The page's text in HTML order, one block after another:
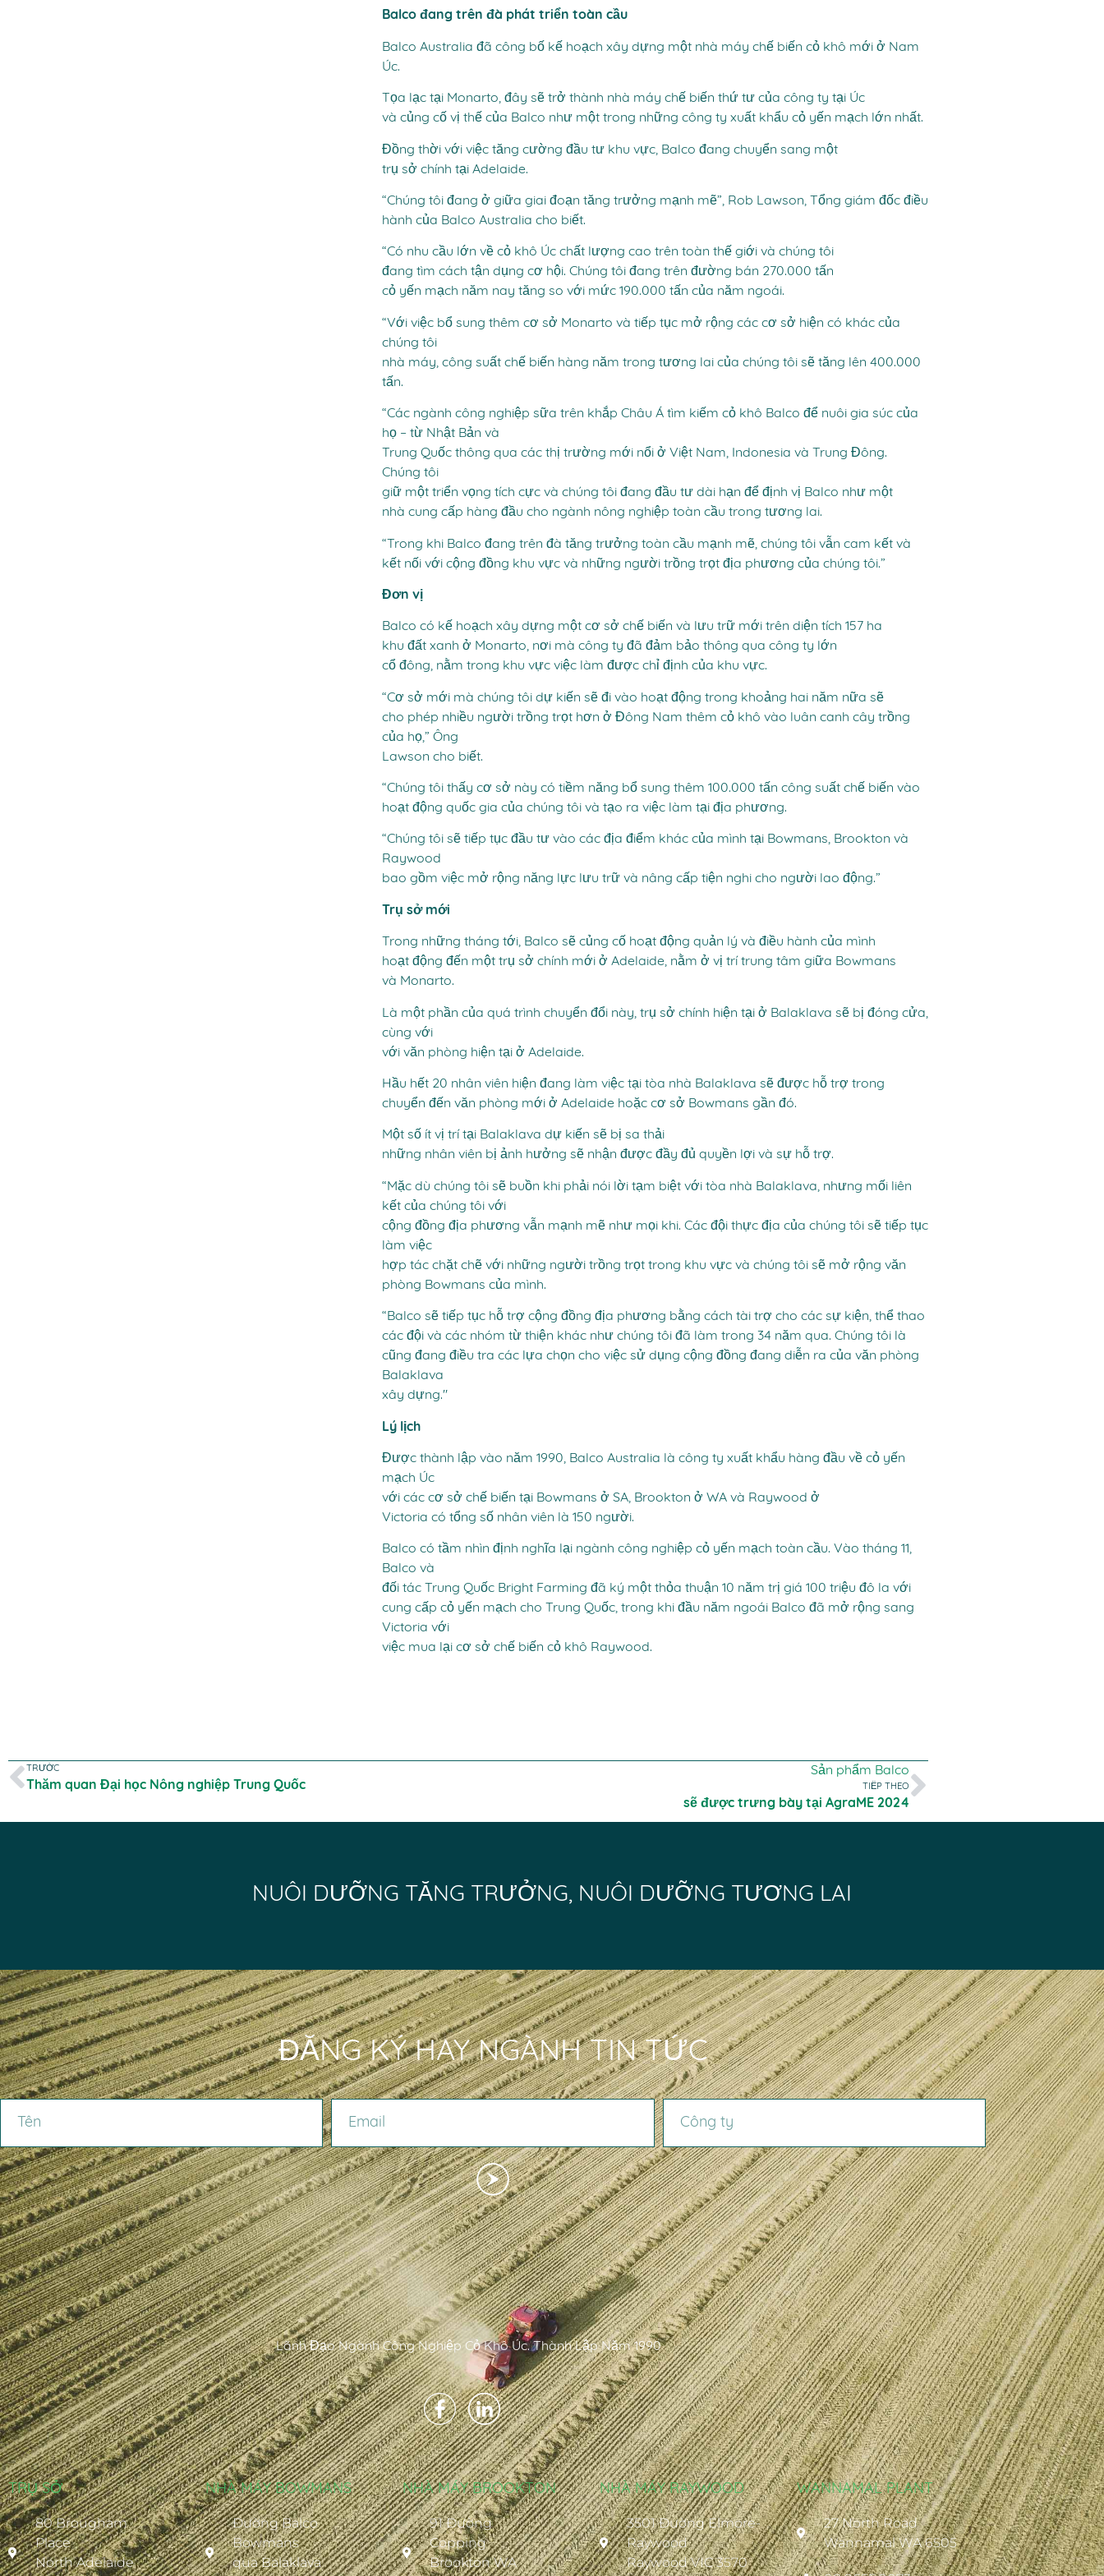
Balco đang trên đà phát triển toàn cầu
Balco Australia đã công bố kế hoạch xây dựng một nhà máy chế biến cỏ khô mới ở Nam
Úc.
Tọa lạc tại Monarto, đây sẽ trở thành nhà máy chế biến thứ tư của công ty tại Úc
và củng cố vị thế của Balco như một trong những công ty xuất khẩu cỏ yến mạch lớn nhất.
Đồng thời với việc tăng cường đầu tư khu vực, Balco đang chuyển sang một
trụ sở chính tại Adelaide.
“Chúng tôi đang ở giữa giai đoạn tăng trưởng mạnh mẽ”, Rob Lawson, Tổng giám đốc điều
hành của Balco Australia cho biết.
“Có nhu cầu lớn về cỏ khô Úc chất lượng cao trên toàn thế giới và chúng tôi
đang tìm cách tận dụng cơ hội. Chúng tôi đang trên đường bán 270.000 tấn
cỏ yến mạch năm nay tăng so với mức 190.000 tấn của năm ngoái.
“Với việc bổ sung thêm cơ sở Monarto và tiếp tục mở rộng các cơ sở hiện có khác của
chúng tôi
nhà máy, công suất chế biến hàng năm trong tương lai của chúng tôi sẽ tăng lên 400.000
tấn.
“Các ngành công nghiệp sữa trên khắp Châu Á tìm kiếm cỏ khô Balco để nuôi gia súc của
họ – từ Nhật Bản và
Trung Quốc thông qua các thị trường mới nổi ở Việt Nam, Indonesia và Trung Đông.
Chúng tôi
giữ một triển vọng tích cực và chúng tôi đang đầu tư dài hạn để định vị Balco như một
nhà cung cấp hàng đầu cho ngành nông nghiệp toàn cầu trong tương lai.
“Trong khi Balco đang trên đà tăng trưởng toàn cầu mạnh mẽ, chúng tôi vẫn cam kết và
kết nối với cộng đồng khu vực và những người trồng trọt địa phương của chúng tôi.”
Đơn vị
Balco có kế hoạch xây dựng một cơ sở chế biến và lưu trữ mới trên diện tích 157 ha
khu đất xanh ở Monarto, nơi mà công ty đã đảm bảo thông qua công ty lớn
cổ đông, nằm trong khu vực việc làm được chỉ định của khu vực.
“Cơ sở mới mà chúng tôi dự kiến sẽ đi vào hoạt động trong khoảng hai năm nữa sẽ
cho phép nhiều người trồng trọt hơn ở Đông Nam thêm cỏ khô vào luân canh cây trồng
của họ,” Ông
Lawson cho biết.
“Chúng tôi thấy cơ sở này có tiềm năng bổ sung thêm 100.000 tấn công suất chế biến vào
hoạt động quốc gia của chúng tôi và tạo ra việc làm tại địa phương.
“Chúng tôi sẽ tiếp tục đầu tư vào các địa điểm khác của mình tại Bowmans, Brookton và
Raywood
bao gồm việc mở rộng năng lực lưu trữ và nâng cấp tiện nghi cho người lao động.”
Trụ sở mới
Trong những tháng tới, Balco sẽ củng cố hoạt động quản lý và điều hành của mình
hoạt động đến một trụ sở chính mới ở Adelaide, nằm ở vị trí trung tâm giữa Bowmans
và Monarto.
Là một phần của quá trình chuyển đổi này, trụ sở chính hiện tại ở Balaklava sẽ bị đóng cửa,
cùng với
với văn phòng hiện tại ở Adelaide.
Hầu hết 20 nhân viên hiện đang làm việc tại tòa nhà Balaklava sẽ được hỗ trợ trong
chuyển đến văn phòng mới ở Adelaide hoặc cơ sở Bowmans gần đó.
Một số ít vị trí tại Balaklava dự kiến sẽ bị sa thải
những nhân viên bị ảnh hưởng sẽ nhận được đầy đủ quyền lợi và sự hỗ trợ.
“Mặc dù chúng tôi sẽ buồn khi phải nói lời tạm biệt với tòa nhà Balaklava, nhưng mối liên
kết của chúng tôi với
cộng đồng địa phương vẫn mạnh mẽ như mọi khi. Các đội thực địa của chúng tôi sẽ tiếp tục
làm việc
hợp tác chặt chẽ với những người trồng trọt trong khu vực và chúng tôi sẽ mở rộng văn
phòng Bowmans của mình.
“Balco sẽ tiếp tục hỗ trợ cộng đồng địa phương bằng cách tài trợ cho các sự kiện, thể thao
các đội và các nhóm từ thiện khác như chúng tôi đã làm trong 34 năm qua. Chúng tôi là
cũng đang điều tra các lựa chọn cho việc sử dụng cộng đồng đang diễn ra của văn phòng
Balaklava
xây dựng."
Lý lịch
Được thành lập vào năm 1990, Balco Australia là công ty xuất khẩu hàng đầu về cỏ yến
mạch Úc
với các cơ sở chế biến tại Bowmans ở SA, Brookton ở WA và Raywood ở
Victoria có tổng số nhân viên là 150 người.
Balco có tầm nhìn định nghĩa lại ngành công nghiệp cỏ yến mạch toàn cầu. Vào tháng 11,
Balco và
đối tác Trung Quốc Bright Farming đã ký một thỏa thuận 10 năm trị giá 100 triệu đô la với
cung cấp cỏ yến mạch cho Trung Quốc, trong khi đầu năm ngoái Balco đã mở rộng sang
Victoria với
việc mua lại cơ sở chế biến cỏ khô Raywood.
TRƯỚC
Thăm quan Đại học Nông nghiệp Trung Quốc
Sản phẩm Balco
TIẾP THEO
sẽ được trưng bày tại AgraME 2024
NUÔI DƯỠNG TĂNG TRƯỞNG, NUÔI DƯỠNG TƯƠNG LAI
ĐĂNG KÝ HAY NGÀNH TIN TỨC
TÊN EMAIL CÔNG TY
Lãnh Đạo Ngành Công Nghiệp Cỏ Khô Úc. Thành Lập Năm 1990
TRỤ SỞ
80 Brougham
Place
North Adelaide
NHÀ MÁY BOWMANS
Đường Balco
Bowmans
qua Balaklava
NHÀ MÁY BROOKTON
91 Đường
Copping
Brookton WA
NHÀ MÁY RAYWOOD
3501 Đường Elmore-
Raywood
Raywood VIC 3570
WANNAMAL PLANT
27 North Road
Wannamal WA 6505